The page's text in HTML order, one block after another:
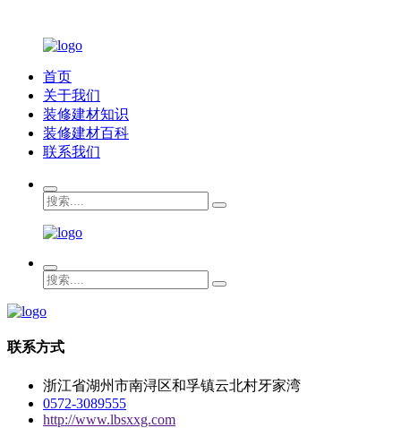
首页
关于我们
装修建材知识
装修建材百科
联系我们
联系方式
浙江省湖州市南浔区和孚镇云北村牙家湾
0572-3089555
http://www.lbsxxg.com